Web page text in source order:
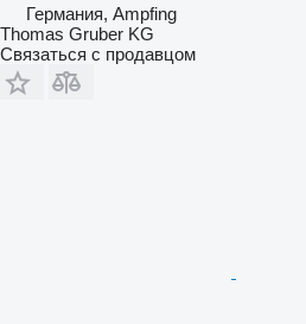
Германия, Ampfing
Thomas Gruber KG
Связаться с продавцом